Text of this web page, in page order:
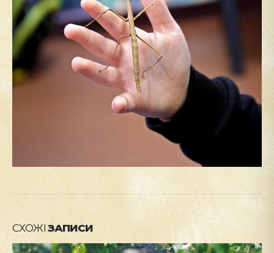
СХОЖІ ЗАПИСИ